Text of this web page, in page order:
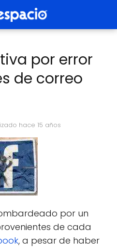
por error
de correo
hace 15 años
por un
de cada
, a pesar de haber